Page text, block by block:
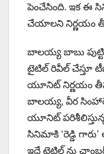
పెంచేసింది. ఇక ఈ
చేయాలని నిర్ణయం
బాలయ్య బాబు
టైటిల్ రివీల్ చేస్తూ
యూనిట్ నిర్ణయం
బాలయ్య, వీర
యూనిట్
సినిమాకి ‘రెడ్డి
ఇదే టైటిల్ ను